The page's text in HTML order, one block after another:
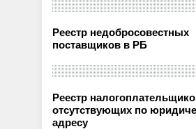
Реестр недобросовестных
поставщиков в РБ
Реестр
отсутствующих по
адресу